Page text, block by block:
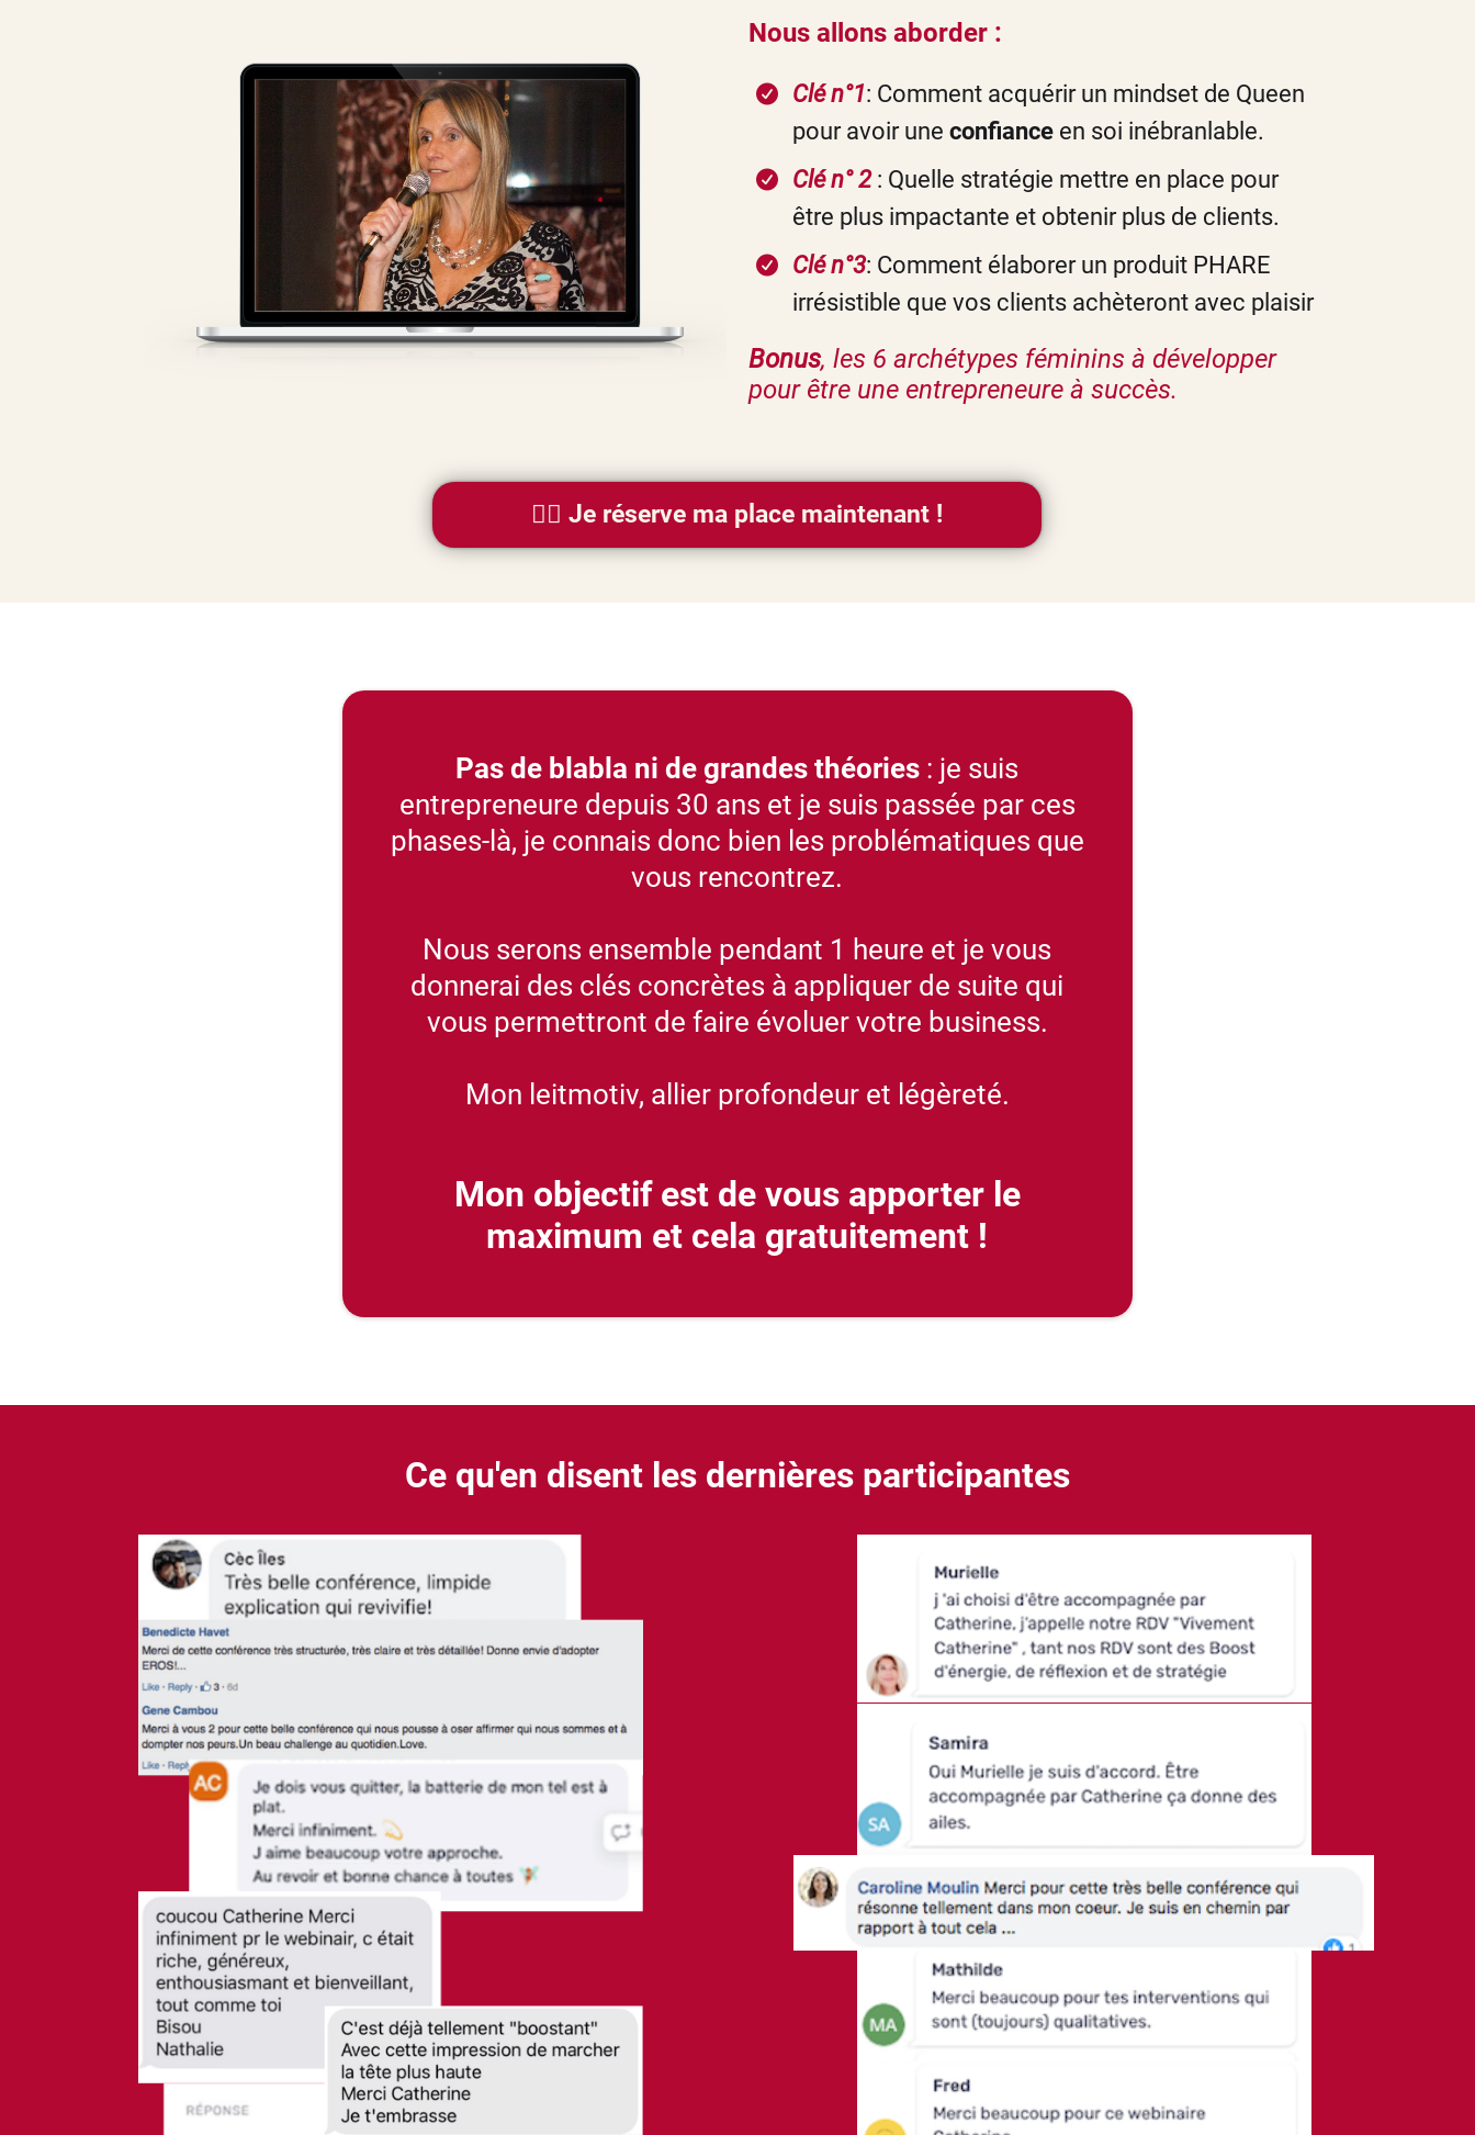
Nous allons aborder :
Clé n°1: Comment acquérir un mindset de Queen
pour avoir une confianceen soi inébranlable.
Clé n° 2: Quelle stratégie mettre en place pour
être plus impactante et obtenir plus de clients.
Clé n°3: Comment élaborer un produit PHARE
irrésistible que vos clients achèteront avec plaisir
Bonus, les 6 archétypes féminins à développer
pour être une entrepreneure à succès.
👉🏻 Je réserve ma place maintenant !
Pas de blabla ni de grandes théories : je suis
entrepreneure depuis 30 ans et je suis passée par ces
phases-là, je connais donc bien les problématiques que
vous rencontrez.
Nous serons ensemble pendant 1 heure et je vous
donnerai des clés concrètes à appliquer de suite qui
vous permettront de faire évoluer votre business.
Mon leitmotiv, allier profondeur et légèreté.
Mon objectif est de vous apporter le
maximum et cela gratuitement !
Ce qu'en disent les dernières participantes